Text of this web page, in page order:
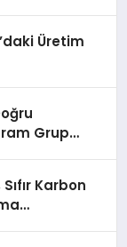
Üretim
Grup
Karbon